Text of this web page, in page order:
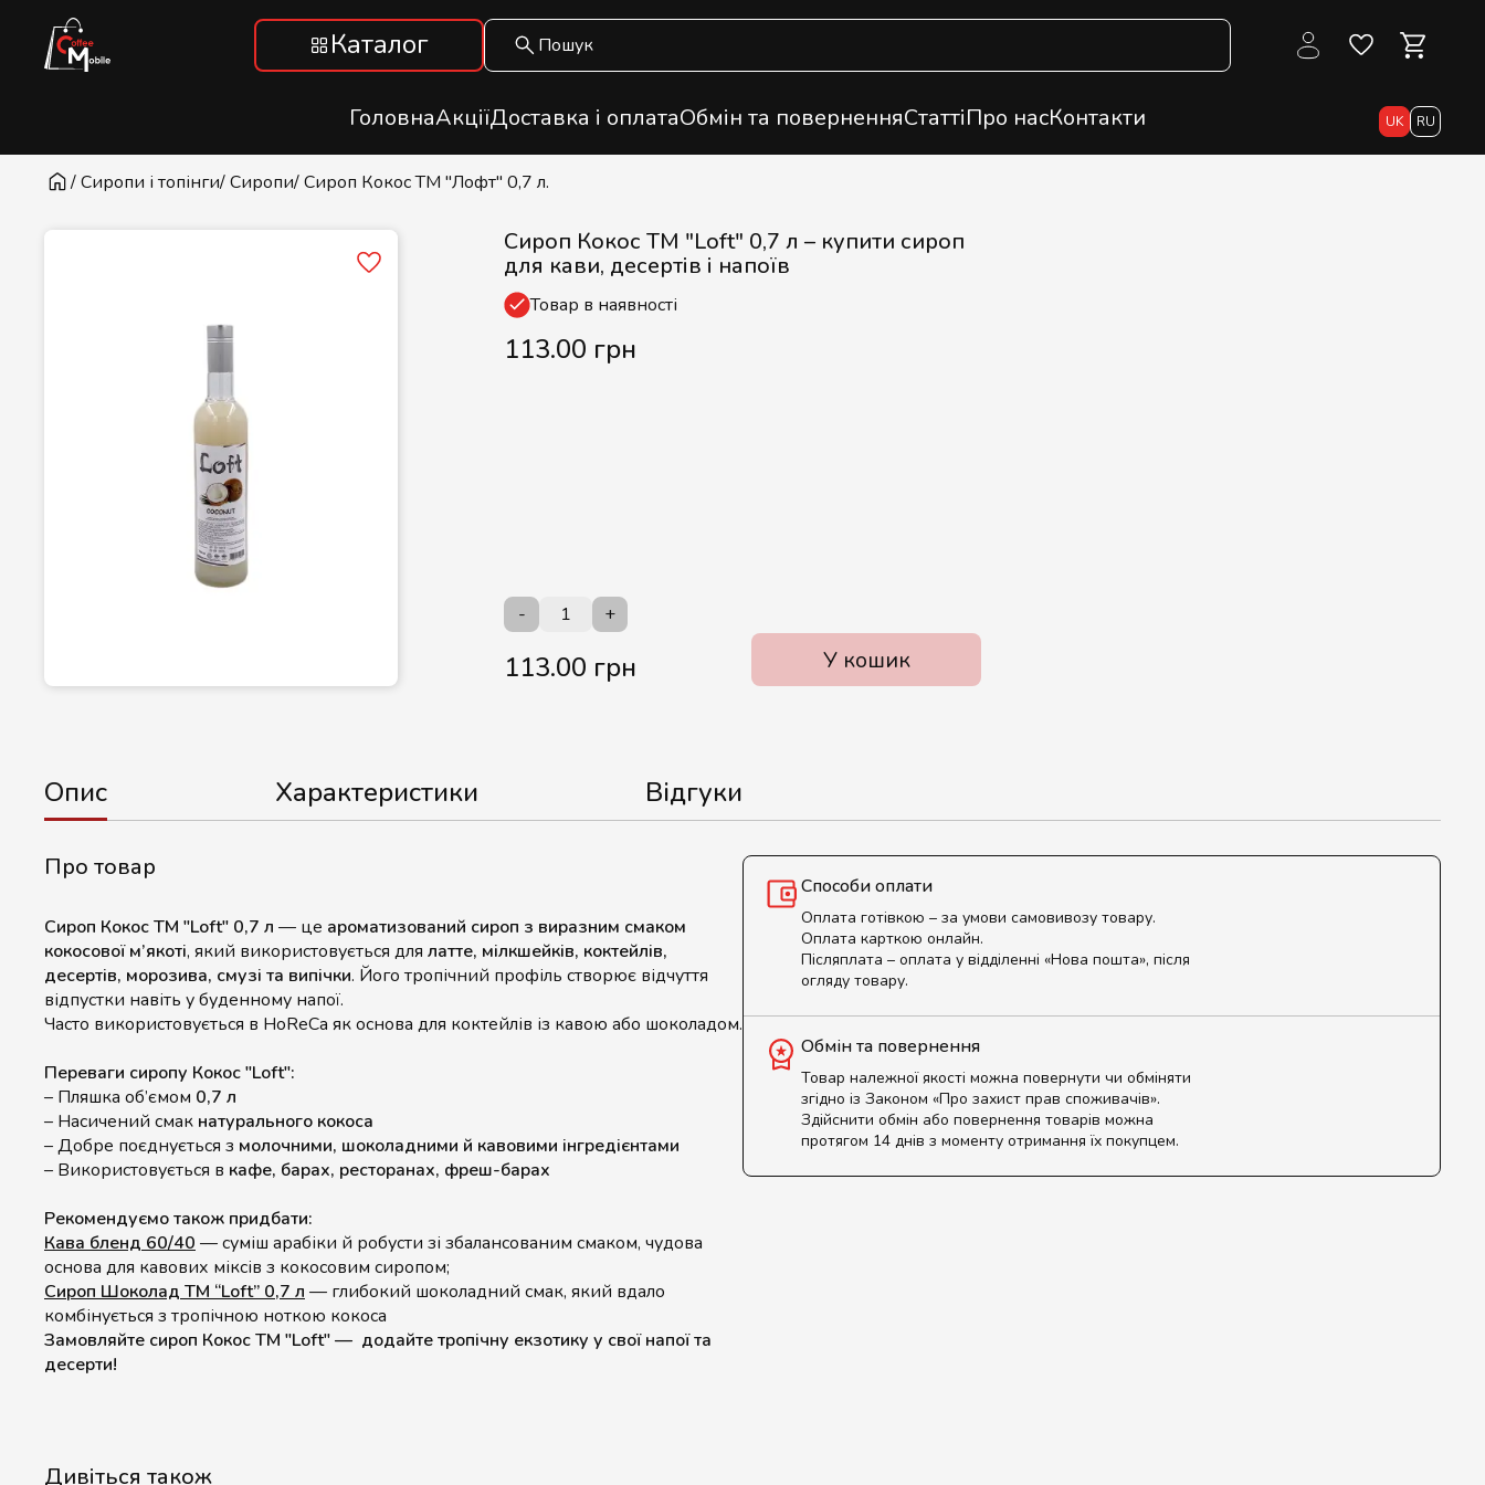
Каталог
ГоловнаАкціїДоставка і оплатаОбмін та поверненняСтаттіПро насКонтакти UK RU
/ Сиропи і топінги/ Сиропи/ Сироп Кокос ТМ "Лофт" 0,7 л.
Сироп Кокос ТМ "Loft" 0,7 л – купити сироп
для кави, десертів і напоїв
Товар в наявності
113.00 грн
- +
113.00 грн У кошик
Опис Характеристики Відгуки
Про товар
Сироп Кокос ТМ "Loft" 0,7 л — це ароматизований сироп з виразним смаком
кокосової м’якоті, який використовується для латте, мілкшейків, коктейлів,
десертів, морозива, смузі та випічки. Його тропічний профіль створює відчуття
відпустки навіть у буденному напої.
Часто використовується в HoReCa як основа для коктейлів із кавою або шоколадом.
Переваги сиропу Кокос "Loft":
– Пляшка об’ємом 0,7 л
– Насичений смак натурального кокоса
– Добре поєднується з молочними, шоколадними й кавовими інгредієнтами
– Використовується в кафе, барах, ресторанах, фреш-барах
Рекомендуємо також придбати:
Кава бленд 60/40 — суміш арабіки й робусти зі збалансованим смаком, чудова
основа для кавових міксів з кокосовим сиропом;
Сироп Шоколад ТМ “Loft” 0,7 л — глибокий шоколадний смак, який вдало
комбінується з тропічною ноткою кокоса
Замовляйте сироп Кокос ТМ "Loft" — додайте тропічну екзотику у свої напої та
десерти!
Способи оплати
Оплата готівкою – за умови самовивозу товару.
Оплата карткою онлайн.
Післяплата – оплата у відділенні «Нова пошта», після
огляду товару.
Обмін та повернення
Товар належної якості можна повернути чи обміняти
згідно із Законом «Про захист прав споживачів».
Здійснити обмін або повернення товарів можна
протягом 14 днів з моменту отримання їх покупцем.
Дивіться також